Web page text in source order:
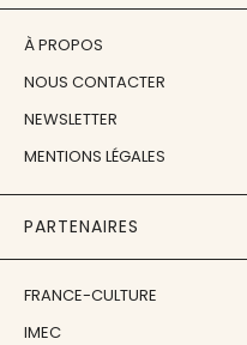
À PROPOS
NOUS CONTACTER
NEWSLETTER
MENTIONS LÉGALES
PARTENAIRES
FRANCE-CULTURE
IMEC